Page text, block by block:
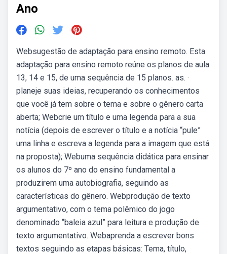
Ano
Websugestão de adaptação para ensino remoto. Esta
adaptação para ensino remoto reúne os planos de aula
13, 14 e 15, de uma sequência de 15 planos. as. ·
planeje suas ideias, recuperando os conhecimentos
que você já tem sobre o tema e sobre o gênero carta
aberta; Webcrie um título e uma legenda para a sua
notícia (depois de escrever o título e a notícia “pule”
uma linha e escreva a legenda para a imagem que está
na proposta); Webuma sequência didática para ensinar
os alunos do 7º ano do ensino fundamental a
produzirem uma autobiografia, seguindo as
características do gênero. Webprodução de texto
argumentativo, com o tema polêmico do jogo
denominado “baleia azul” para leitura e produção de
texto argumentativo. Webaprenda a escrever bons
textos seguindo as etapas básicas: Tema, título,